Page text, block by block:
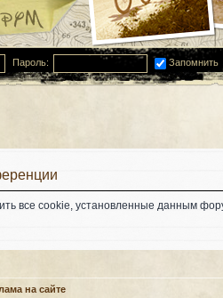
Пароль: Запомнить
все cookie, установленные данным
на сайте